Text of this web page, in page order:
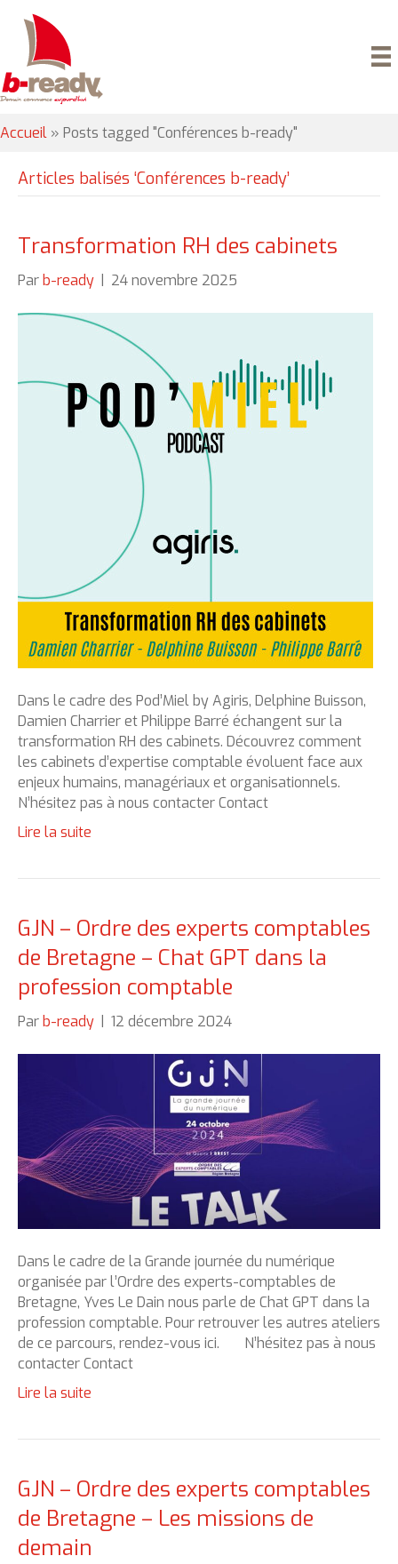
Accueil » Posts tagged "Conférences b-ready"
Articles balisés ‘Conférences b-ready’
Transformation RH des cabinets
Par b-ready 24 novembre 2025
Dans le cadre des Pod’Miel by Agiris, Delphine Buisson,
Damien Charrier et Philippe Barré échangent sur la
transformation RH des cabinets. Découvrez comment
les cabinets d’expertise comptable évoluent face aux
enjeux humains, managériaux et organisationnels.
N’hésitez pas à nous contacter Contact
Lire la suite
GJN – Ordre des experts comptables
de Bretagne – Chat GPT dans la
profession comptable
Par b-ready 12 décembre 2024
Dans le cadre de la Grande journée du numérique
organisée par l’Ordre des experts-comptables de
Bretagne, Yves Le Dain nous parle de Chat GPT dans la
profession comptable. Pour retrouver les autres ateliers
de ce parcours, rendez-vous ici. N’hésitez pas à nous
contacter Contact
Lire la suite
GJN – Ordre des experts comptables
de Bretagne – Les missions de
demain